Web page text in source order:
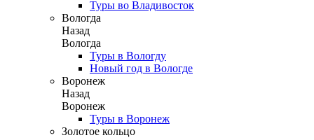
Туры во Владивосток
Вологда
Назад
Вологда
Туры в Вологду
Новый год в Вологде
Воронеж
Назад
Воронеж
Туры в Воронеж
Золотое кольцо